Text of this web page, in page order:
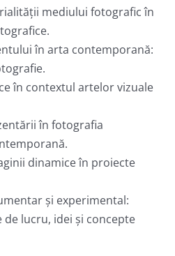
mediului fotografic în
în arta contemporană:
în contextul artelor vizuale
în fotografia
dinamice în proiecte
și experimental:
lucru, idei și concepte